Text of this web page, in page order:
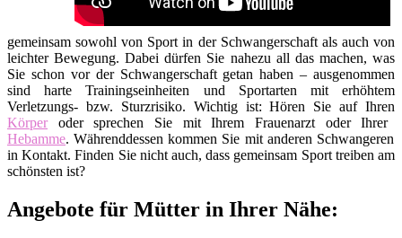
gemeinsam sowohl von Sport in der Schwangerschaft als auch von
leichter Bewegung. Dabei dürfen Sie nahezu all das machen, was
Sie schon vor der Schwangerschaft getan haben – ausgenommen
sind harte Trainingseinheiten und Sportarten mit erhöhtem
Verletzungs- bzw. Sturzrisiko. Wichtig ist: Hören Sie auf Ihren
Körperoder sprechen Sie mit Ihrem Frauenarzt oder Ihrer
Hebamme. Währenddessen kommen Sie mit anderen Schwangeren
in Kontakt. Finden Sie nicht auch, dass gemeinsam Sport treiben am
schönsten ist?
Angebote für Mütter in Ihrer Nähe: